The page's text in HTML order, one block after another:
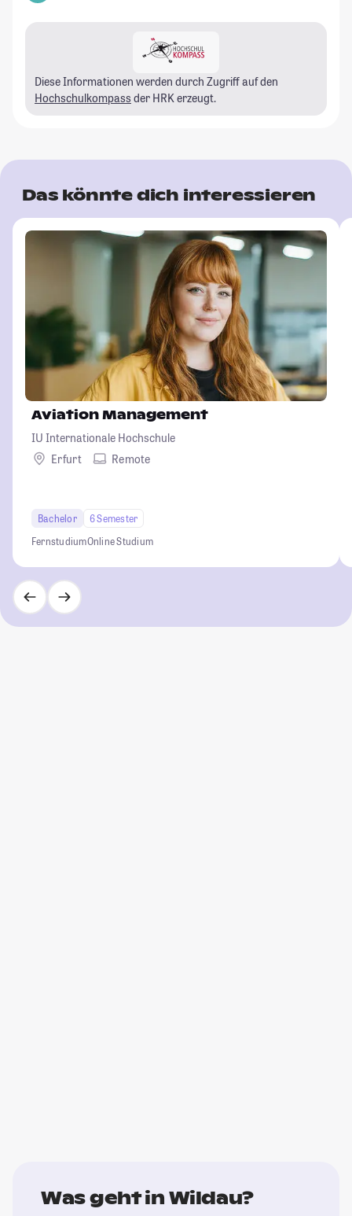
Diese Informationen werden durch Zugriff auf den
Hochschulkompass der HRK erzeugt.
Das könnte dich interessieren
Aviation Management
IU Internationale Hochschule
Erfurt
Remote
Bachelor
6 Semester
FernstudiumOnline Studium
Was geht in Wildau?